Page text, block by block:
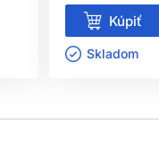
Kúpiť
Skladom ㅤ